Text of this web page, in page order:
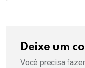
Deixe um
Você precisa